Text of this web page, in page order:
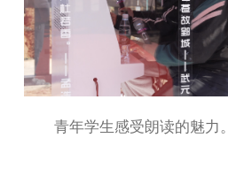
青年学生感受朗读的魅力。